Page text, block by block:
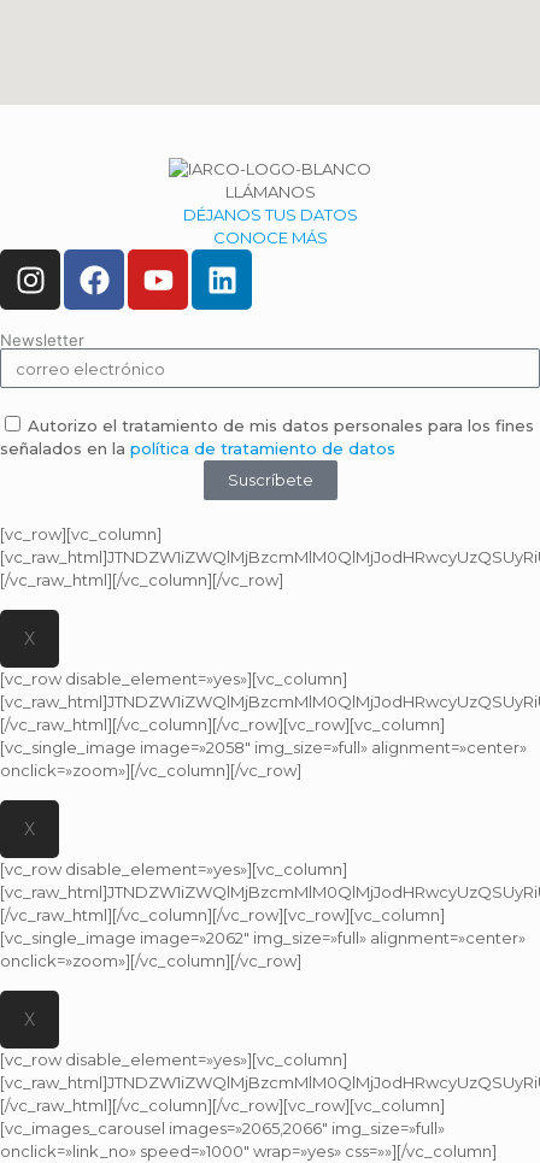
LLÁMANOS
DÉJANOS TUS DATOS
CONOCE MÁS
Newsletter
Autorizo el tratamiento de mis datos personales para los fines
señalados en la política de tratamiento de datos
Suscríbete
[vc_row][vc_column]
[/vc_raw_html][/vc_column][/vc_row]
X
[vc_row disable_element=»yes»][vc_column]
[/vc_raw_html][/vc_column][/vc_row][vc_row][vc_column]
[vc_single_image image=»2058″ img_size=»full» alignment=»center»
onclick=»zoom»][/vc_column][/vc_row]
X
[vc_row disable_element=»yes»][vc_column]
[/vc_raw_html][/vc_column][/vc_row][vc_row][vc_column]
[vc_single_image image=»2062″ img_size=»full» alignment=»center»
onclick=»zoom»][/vc_column][/vc_row]
X
[vc_row disable_element=»yes»][vc_column]
[/vc_raw_html][/vc_column][/vc_row][vc_row][vc_column]
[vc_images_carousel images=»2065,2066″ img_size=»full»
onclick=»link_no» speed=»1000″ wrap=»yes» css=»»][/vc_column]